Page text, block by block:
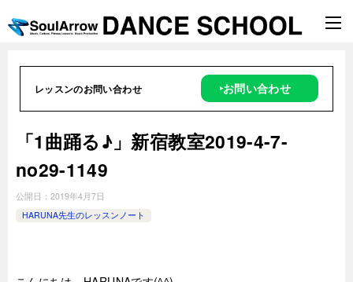
レッスンのお問い合わせ ‣お問い合わせ
「1曲踊る♪」新宿教室2019-4-7-
no29-1149
公開日： 2019年4月7日
HARUNA先生のレッスンノート